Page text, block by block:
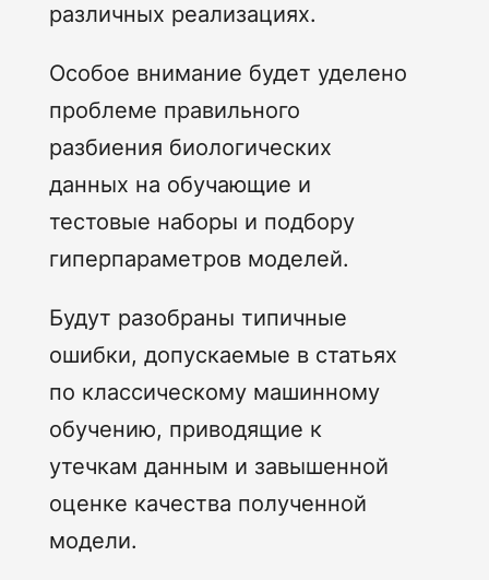
различных реализациях.
Особое внимание будет уделено
проблеме правильного
разбиения биологических
данных на обучающие и
тестовые наборы и подбору
гиперпараметров моделей.
Будут разобраны типичные
ошибки, допускаемые в статьях
по классическому машинному
обучению, приводящие к
утечкам данным и завышенной
оценке качества полученной
модели.